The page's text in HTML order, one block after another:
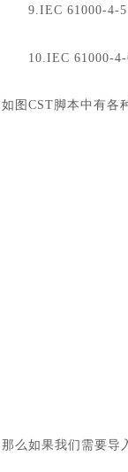
9.IEC 61000-4-
10.IEC 61000-
如图 CST脚本中有各
那么如果我们需要导